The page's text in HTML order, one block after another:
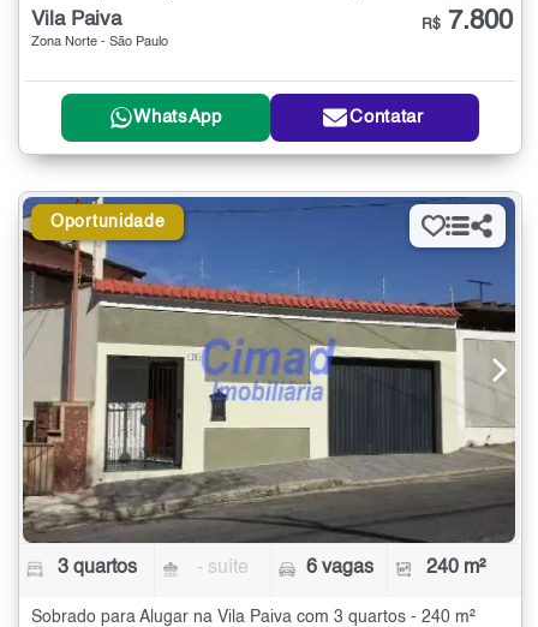
Vila Paiva
Zona Norte - São Paulo
R$ 7.800
WhatsApp Contatar
Oportunidade
3 quartos - suíte 6 vagas 240 m²
Sobrado para Alugar na Vila Paiva com 3 quartos - 240 m²